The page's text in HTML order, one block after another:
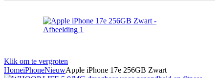
Klik om te vergroten
HomeiPhoneNieuwApple iPhone 17e 256GB Zwart